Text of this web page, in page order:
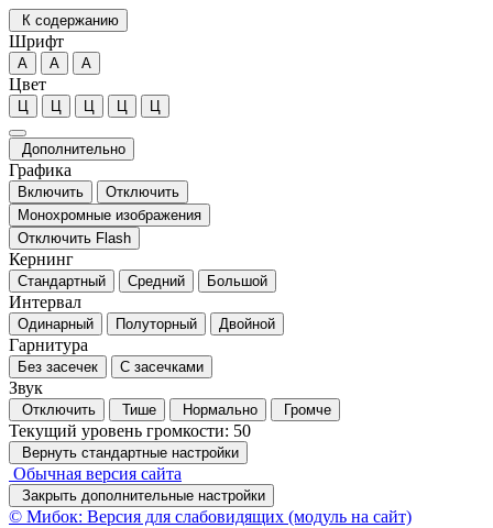
К содержанию
Шрифт
А А А
Цвет
Ц Ц Ц Ц Ц
Дополнительно
Графика
Включить
Отключить
Монохромные изображения
Отключить Flash
Кернинг
Стандартный Средний Большой
Интервал
Одинарный Полуторный Двойной
Гарнитура
Без засечек С засечками
Звук
Отключить Тише Нормально Громче
Текущий уровень громкости: 50
Вернуть стандартные настройки
Обычная версия сайта
Закрыть дополнительные настройки
© Мибок: Версия для слабовидящих (модуль на сайт)